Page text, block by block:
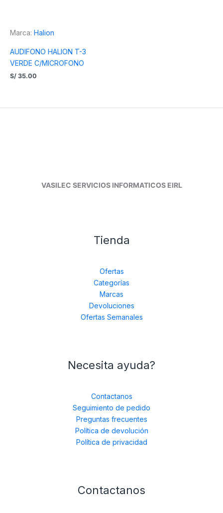
Marca: Halion
AUDIFONO HALION T-3
VERDE C/MICROFONO
S/ 35.00
VASILEC SERVICIOS INFORMATICOS EIRL
Tienda
Ofertas
Categorías
Marcas
Devoluciones
Ofertas Semanales
Necesita ayuda?
Contactanos
Seguimiento de pedido
Preguntas frecuentes
Política de devolución
Política de privacidad
Contactanos